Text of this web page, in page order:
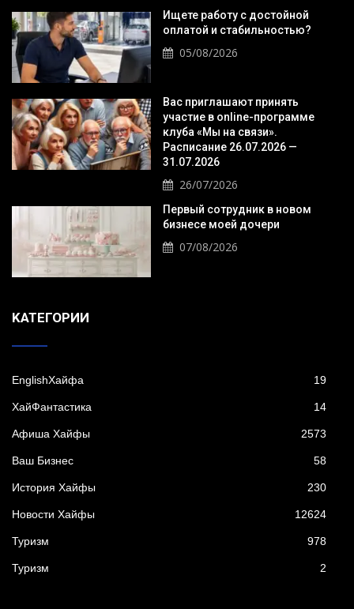
Ищете работу с достойной
оплатой и стабильностью?
05/08/2026
Вас приглашают принять
участие в online-программе
клуба «Мы на связи».
Расписание 26.07.2026 —
31.07.2026
26/07/2026
Первый сотрудник в новом
бизнесе моей дочери
07/08/2026
KАТЕГОРИИ
EnglishХайфа 19
XайФантастика 14
Афиша Хайфы 2573
Ваш Бизнес 58
История Хайфы 230
Новости Хайфы 12624
Туризм 978
Туризм 2